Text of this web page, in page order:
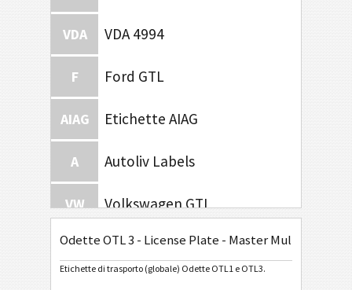
VDA VDA 4994
F Ford GTL
AIAG Etichette AIAG
A Autoliv Labels
VW Volkswagen GTL
GM General Motors
Odette OTL 3 - License Plate - Master Multiple
Etichette di trasporto (globale) Odette OTL1 e OTL3.